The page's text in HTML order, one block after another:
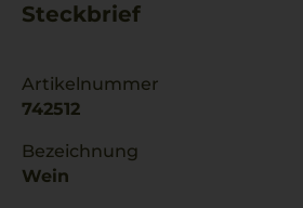
Steckbrief
Artikelnummer
742512
Bezeichnung
Wein